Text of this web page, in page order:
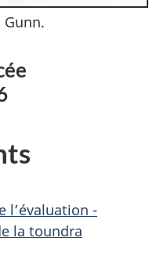
l’évaluation -
la toundra